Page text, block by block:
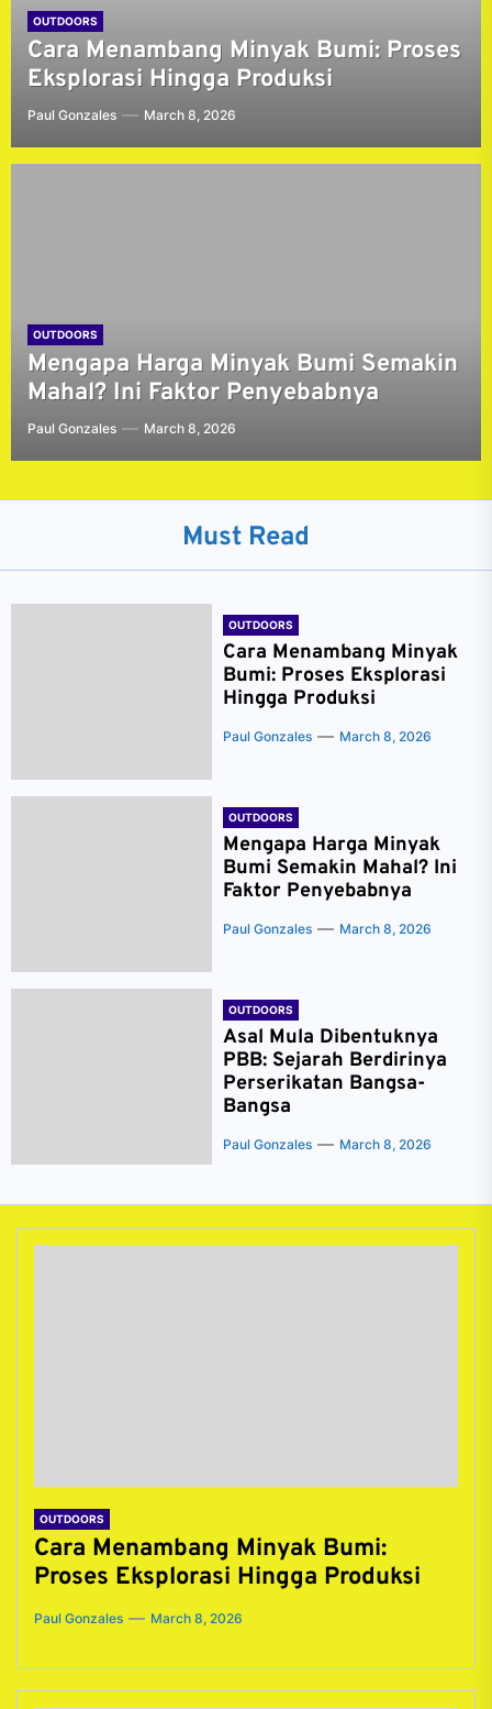
OUTDOORS
Cara Menambang Minyak Bumi: Proses
Eksplorasi Hingga Produksi
Paul Gonzales March 8, 2026
OUTDOORS
Mengapa Harga Minyak Bumi Semakin
Mahal? Ini Faktor Penyebabnya
Paul Gonzales March 8, 2026
Must Read
OUTDOORS
Cara Menambang Minyak
Bumi: Proses Eksplorasi
Hingga Produksi
Paul Gonzales March 8, 2026
OUTDOORS
Mengapa Harga Minyak
Bumi Semakin Mahal? Ini
Faktor Penyebabnya
Paul Gonzales March 8, 2026
OUTDOORS
Asal Mula Dibentuknya
PBB: Sejarah Berdirinya
Perserikatan Bangsa-
Bangsa
Paul Gonzales March 8, 2026
OUTDOORS
Cara Menambang Minyak Bumi:
Proses Eksplorasi Hingga Produksi
Paul Gonzales March 8, 2026